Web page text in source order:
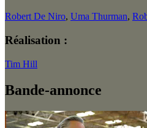
Robert De Niro, Uma Thurman,
Réalisation :
Tim Hill
Bande-annonce